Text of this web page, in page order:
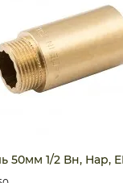
50мм 1/2 Вн, Нар,